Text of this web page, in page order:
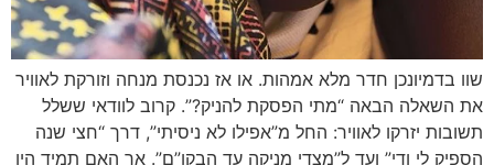
שוו בדמיונכן חדר מלא אמהות. או אז נכנסת מנחה וזורקת לאוויר
את השאלה הבאה “מתי הפסקת להניק?”. קרוב לוודאי ששלל
תשובות יזרקו לאוויר: החל מ”אפילו לא ניסיתי”, דרך “חצי שנה
הספיק לי ודי” ועד ל”מצדי מניקה עד הבקו”ם”. אך האם תמיד היו